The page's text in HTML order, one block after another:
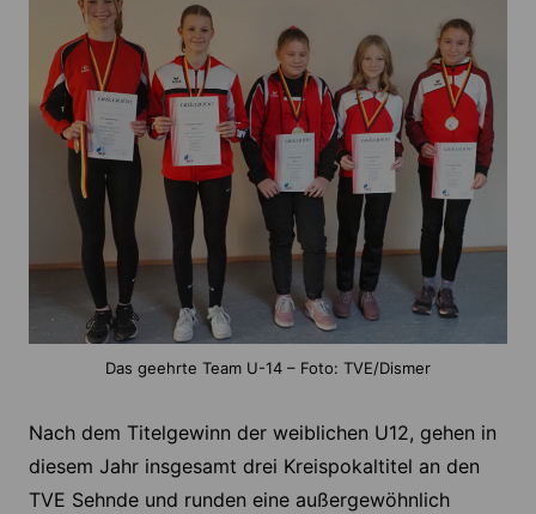
Das geehrte Team U-14 – Foto: TVE/Dismer
Nach dem Titelgewinn der weiblichen U12, gehen in
diesem Jahr insgesamt drei Kreispokaltitel an den
TVE Sehnde und runden eine außergewöhnlich